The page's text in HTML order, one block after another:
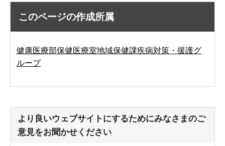
このページの作成所属
健康医療部保健医療室地域保健課疾病対策・援護グ
ループ
より良いウェブサイトにするためにみなさまのご
意見をお聞かせください